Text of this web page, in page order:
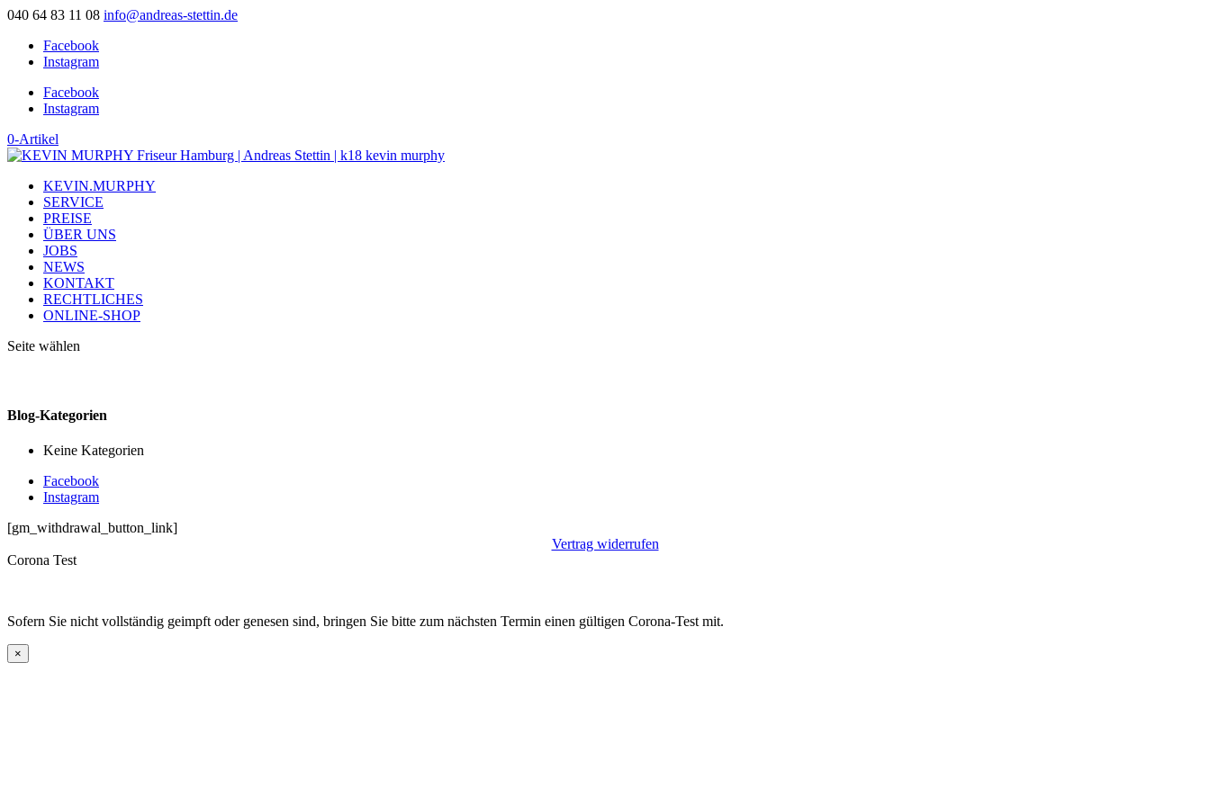
040 64 83 11 08 info@andreas-stettin.de
Facebook
Instagram
Facebook
Instagram
0-Artikel
KEVIN.MURPHY
SERVICE
PREISE
ÜBER UNS
JOBS
NEWS
KONTAKT
RECHTLICHES
ONLINE-SHOP
Seite wählen
Blog-Kategorien
Keine Kategorien
Facebook
Instagram
[gm_withdrawal_button_link]
Vertrag widerrufen
Corona Test
Sofern Sie nicht vollständig geimpft oder genesen sind, bringen Sie bitte zum nächsten Termin einen gültigen Corona-Test mit.
×